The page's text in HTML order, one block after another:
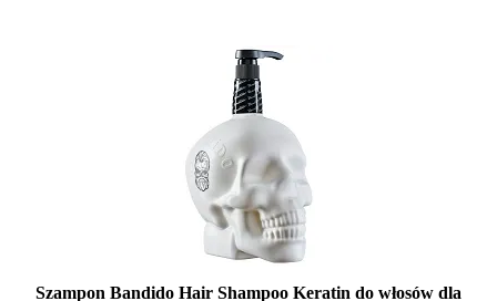
Szampon Bandido Hair Shampoo Keratin do włosów dla